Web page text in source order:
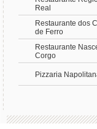
Real
Restaurante dos
de Ferro
Restaurante
Corgo
Pizzaria